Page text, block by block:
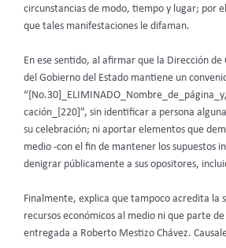
circunstancias de modo, tiempo y lugar; por
que tales manifestaciones le difaman.
En ese sentido, al afirmar que la Dirección de
del Gobierno del Estado mantiene un
cación_[220]”, sin identificar a persona
su celebración; ni aportar elementos que
medio -con el fin de mantener los supuestos
denigrar públicamente a sus opositores,
Finalmente, explica que tampoco acredita la
recursos económicos al medio ni que parte
entregada a Roberto Mestizo Chávez.